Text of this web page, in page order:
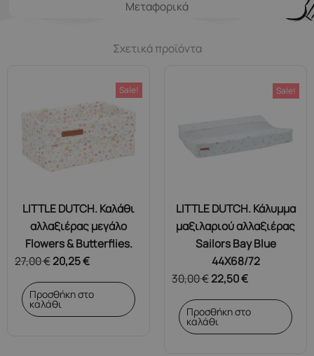
Μεταφορικά
Σχετικά προϊόντα
Sale!
LITTLE DUTCH. Καλάθι
αλλαξιέρας μεγάλο
Flowers & Butterflies.
27,00€20,25€
Προσθήκη στο
καλάθι
Sale!
LITTLE DUTCH. Κάλυμμα
μαξιλαριού αλλαξιέρας
Sailors Bay Blue
44Χ68/72
30,00€22,50€
Προσθήκη στο
καλάθι